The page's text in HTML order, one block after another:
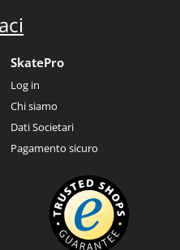
SkatePro
Log in
Chi siamo
Dati Societari
Pagamento sicuro